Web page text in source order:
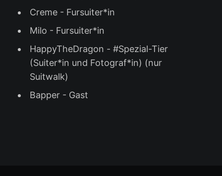
Creme - Fursuiter*in
Milo - Fursuiter*in
HappyTheDragon - #Spezial-Tier
(Suiter*in und Fotograf*in) (nur
Suitwalk)
Bapper - Gast